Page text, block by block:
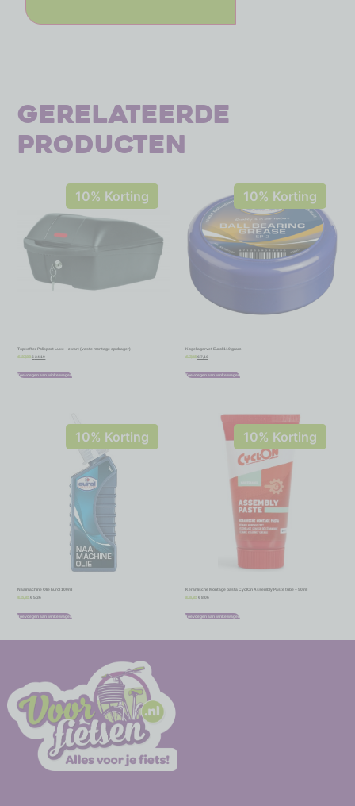
Gerelateerde
producten
10% Korting
Topkoffer Polisport Luxe – zwart (vaste montage op drager)
€ 37,99 € 34,19
Toevoegen aan winkelwagen
10% Korting
Kogellagervet Eurol 110 gram
€ 7,95 € 7,16
Toevoegen aan winkelwagen
10% Korting
Naaimachine Olie Eurol 100ml
€ € 5,36
Toevoegen aan winkelwagen
10% Korting
Keramische Montage pasta CyclOn Assembly Paste tube – 50 ml
€ € 8,06
Toevoegen aan winkelwagen